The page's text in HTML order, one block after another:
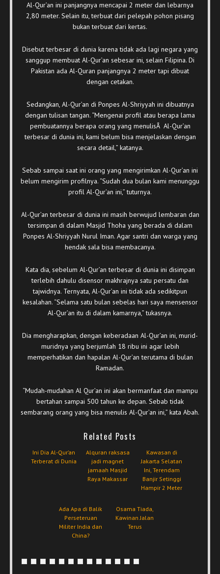
Al-Qur’an ini panjangnya mencapai 2 meter dan lebarnya
2,80 meter. Selain itu, terbuat dari pelepah pohon pisang
bukan terbuat dari kertas.
Disebut terbesar di dunia karena tidak ada lagi negara yang
sanggup membuat Al-Qur’an sebesar ini, selain Filipina. Di
Pakistan ada Al-Quran panjangnya 2 meter tapi dibuat
dengan cetakan.
Sedangkan, Al-Qur’an di Ponpes Al-Shriyyah ini dibuatnya
dengan tulisan tangan. “Mengenai profil atau berapa lama
pembuatannya berapa orang yang menulisÂ Al-Qur’an
terbesar di dunia ini, kami belum bisa menjelaskan dengan
secara detail,” katanya.
Sebab sampai saat ini orang yang mengirimkan Al-Qur’an ini
belum mengirim profilnya. “Sudah dua bulan kami menunggu
profil Al-Qur’an ini,” tuturnya.
Al-Qur’an terbesar di dunia ini masih berwujud lembaran dan
tersimpan di dalam Masjid Thoha yang berada di dalam
Ponpes Al-Shriyyah Nurul Iman. Agar santri dan warga yang
hendak sala bisa membacanya.
Kata dia, sebelum Al-Qur’an terbesar di dunia ini disimpan
terlebih dahulu disensor makhrajnya satu persatu dan
tajwidnya. Ternyata, Al-Qur’an ini tidak ada sedikitpun
kesalahan. “Selama satu bulan sebelas hari saya mensensor
Al-Qur’an itu di dalam kamarnya,” tukasnya.
Dia mengharapkan, dengan keberadaan Al-Qur’an ini, murid-
muridnya yang berjumlah 18 ribu ini agar lebih
memperhatikan dan hapalan Al-Qur’an terutama di bulan
Ramadan.
“Mudah-mudahan Al Qur’an ini akan bermanfaat dan mampu
bertahan sampai 500 tahun ke depan. Sebab tidak
sembarang orang yang bisa menulis Al-Qur’an ini,” kata Abah.
Related Posts
Ini Dia Al-Qur’an
Terberat di Dunia
Alquran raksasa
jadi magnet
jamaah Masjid
Raya Makassar
Kawasan di
Jakarta Selatan
Ini, Terendam
Banjir Setinggi
Hampir 2 Meter
Ada Apa di Balik
Perseteruan
Militer India dan
China?
Osama Tiada,
Kawinan Jalan
Terus